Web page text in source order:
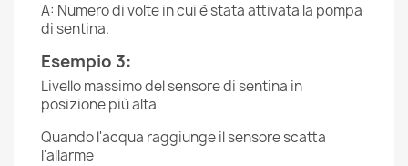
A: Numero di volte in cui è stata attivata la pompa
di sentina.
Esempio 3:
Livello massimo del sensore di sentina in
posizione più alta
Quando l'acqua raggiunge il sensore scatta
l'allarme